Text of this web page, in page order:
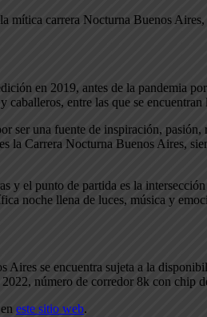
mítica carrera Nocturna Buenos
en 2019, antes de la pandemia
caballeros, entre las que se
ser una fuente de inspiración,
la Carrera Nocturna Buenos Aires,
y el punto de partida es la
noche llena de luces, música y
se encuentra sujeta a la
número de corredor 8k con chip
este sitio web.